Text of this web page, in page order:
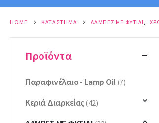
HOME ΚΑΤΆΣΤΗΜΑ ΛΆΜΠΕΣ ΜΕ ΦΥΤΊΛΙ,
Προϊόντα
Παραφινέλαιο - Lamp Oil (7)
Κεριά Διαρκείας (42)